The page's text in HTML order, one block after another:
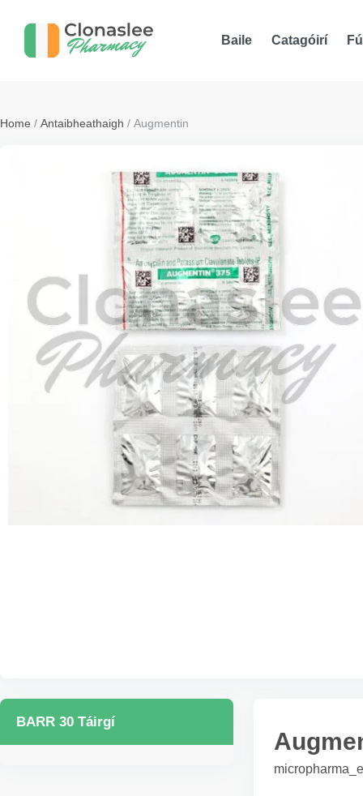
Baile Catagóirí
Home / Antaibheathaigh / Augmentin
BARR 30 Táirgí